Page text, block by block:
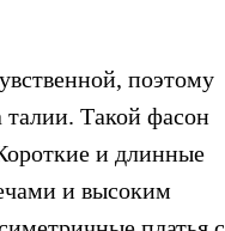
поэтому
талии. Такой фасон
и длинные
и высоким